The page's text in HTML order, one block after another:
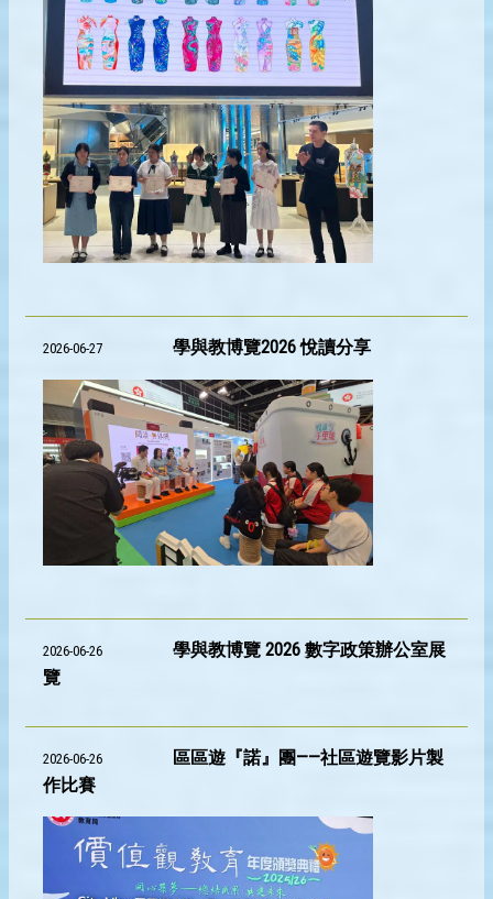
2026-06-27 學與教博覽2026 悅讀分享
2026-06-26
學與教博覽 2026 數字政策辦公室展
覽
2026-06-26
區區遊『諾』團——社區遊覽影片製
作比賽